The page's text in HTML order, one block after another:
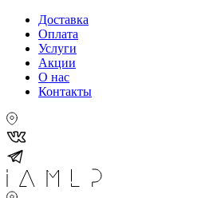
Доставка
Оплата
Услуги
Акции
О нас
Контакты